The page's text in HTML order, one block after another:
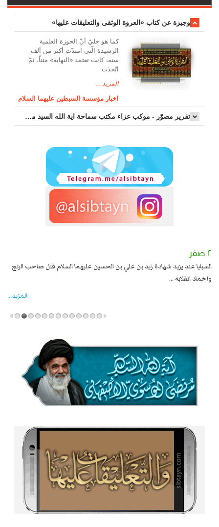
وجیزة عن کتاب «العروة الوثقی والتعلیقات علیها»
کما هو جليّ أنّ الحوزة العلمیة
الرشیدة الّتي امتدّت أكثر من ألف
سنة، كانت تعتمد «النهاية» متناً، ثمّ
اتّخذت
المزيد...
اخبار مؤسسة السبطين عليهما السلام
تقرير مصوّر - موكب عزاء مکتب سماحة اية الله السيد مرتضى الموسوي الاصفهاني في يوم إستشهاد السيدة فاطم...
٢ صفر
السبايا عند يزيد شهادة زيد بن علي بن الحسين عليهما السلام قتل صاحب الزنج
واخماد انقلابه ...
المزید...